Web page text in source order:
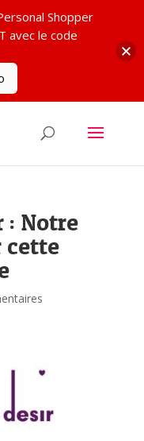
: Notre
cette
Shopper
avec le code